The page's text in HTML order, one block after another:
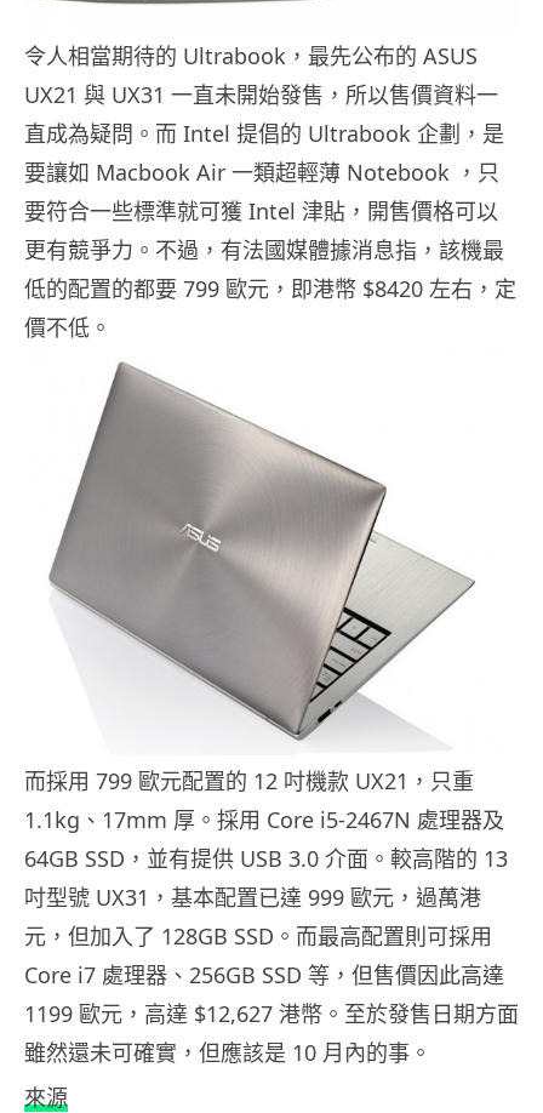
令人相當期待的 Ultrabook，最先公布的 ASUS
UX21 與 UX31 一直未開始發售，所以售價資料一
直成為疑問。而 Intel 提倡的 Ultrabook 企劃，是
要讓如 Macbook Air 一類超輕薄 Notebook ，只
要符合一些標準就可獲 Intel 津貼，開售價格可以
更有競爭力。不過，有法國媒體據消息指，該機最
低的配置的都要 799 歐元，即港幣 $8420 左右，定
價不低。
而採用 799 歐元配置的 12 吋機款 UX21，只重
1.1kg、17mm 厚。採用 Core i5-2467N 處理器及
64GB SSD，並有提供 USB 3.0 介面。較高階的 13
吋型號 UX31，基本配置已達 999 歐元，過萬港
元，但加入了 128GB SSD。而最高配置則可採用
Core i7 處理器、256GB SSD 等，但售價因此高達
1199 歐元，高達 $12,627 港幣。至於發售日期方面
雖然還未可確實，但應該是 10 月內的事。
來源